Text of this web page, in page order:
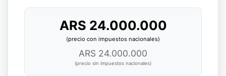
ARS 24.000.000
(precio con impuestos nacionales)
ARS 24.000.000
(precio sin impuestos nacionales)